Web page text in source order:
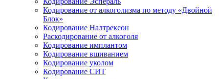
Кодирование от алкоголизма по методу «Двойной
Блок»
Кодирование Налтрексон
Раскодирование от алкоголя
Кодирование имплантом
Кодирование вшиванием
Кодирование уколом
Кодирование СИТ